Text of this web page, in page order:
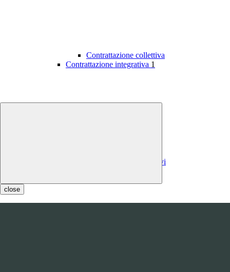
close
Contrattazione collettiva
Contrattazione integrativa 1
Costi contratti integrativi